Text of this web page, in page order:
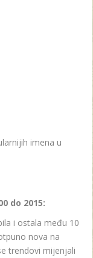
imena u
do 2015:
i ostala među 10
nova na
trendovi mijenjali